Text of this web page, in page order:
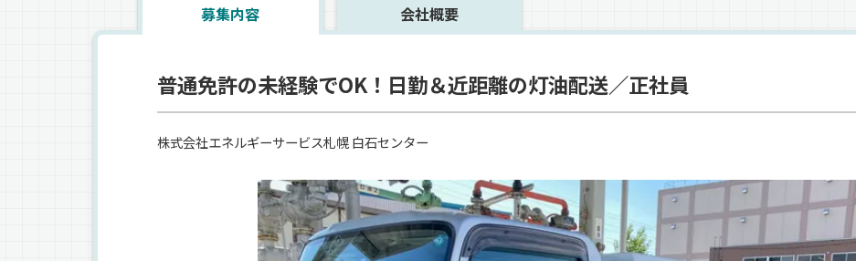
募集内容 会社概要
普通免許の未経験でOK！日勤＆近距離の灯油配送／正社員
株式会社エネルギーサービス札幌 白石センター